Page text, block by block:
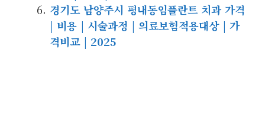
경기도 남양주시 평내동임플란트 치과 가격
| 비용 | 시술과정 | 의료보험적용대상 | 가
격비교 | 2025